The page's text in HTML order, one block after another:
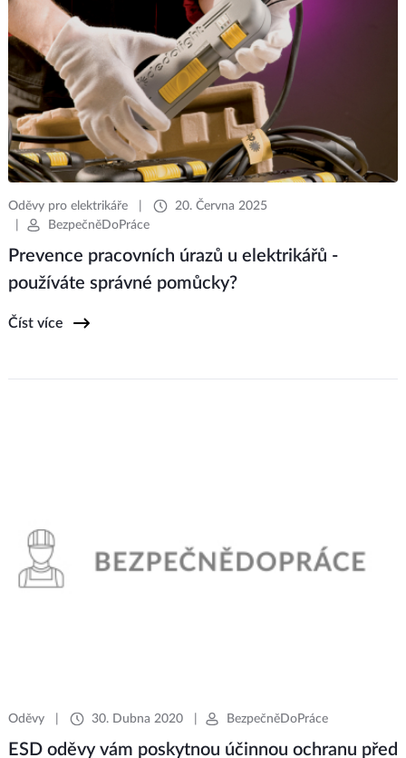
Oděvy pro elektrikáře|
20. Června 2025
BezpečněDoPráce
Prevence pracovních úrazů u elektrikářů -
používáte správné pomůcky?
Číst více
Oděvy| 30. Dubna 2020| BezpečněDoPráce
ESD oděvy vám poskytnou účinnou ochranu před